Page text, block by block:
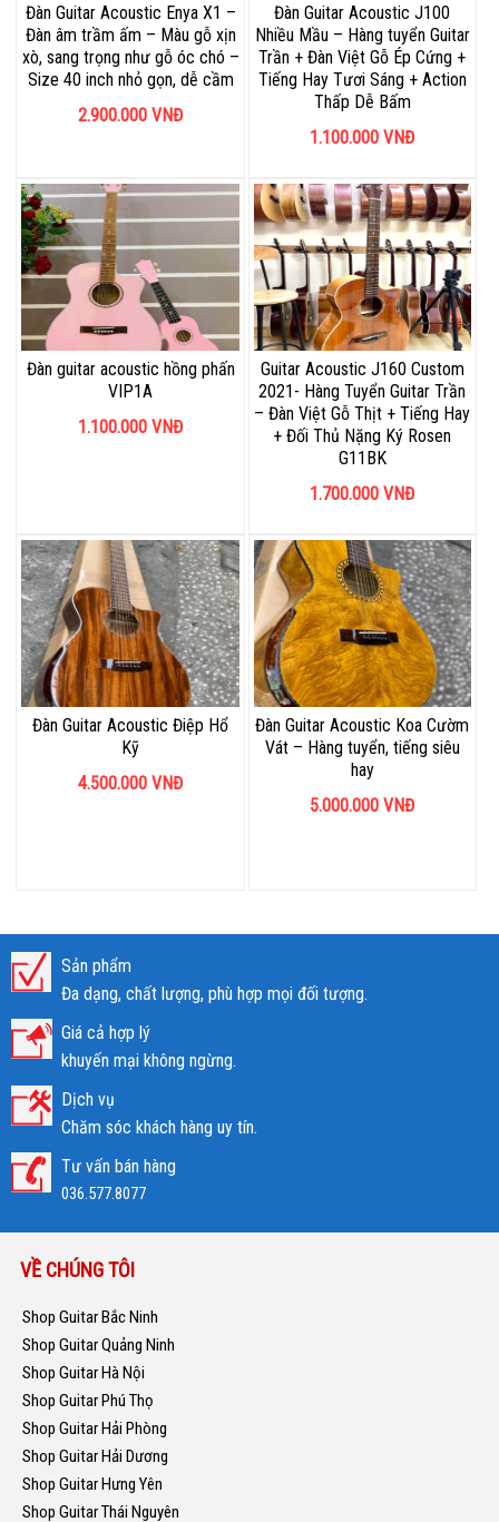
Đàn Guitar Acoustic Enya X1 –
Đàn âm trầm ấm – Màu gỗ xịn
xò, sang trọng như gỗ óc chó –
Size 40 inch nhỏ gọn, dễ cầm
2.900.000 VNĐ
Đàn Guitar Acoustic J100
Nhiều Mầu – Hàng tuyển Guitar
Trần + Đàn Việt Gỗ Ép Cứng +
Tiếng Hay Tươi Sáng + Action
Thấp Dễ Bấm
1.100.000 VNĐ
Đàn guitar acoustic hồng phấn
VIP1A
1.100.000 VNĐ
Guitar Acoustic J160 Custom
2021- Hàng Tuyển Guitar Trần
– Đàn Việt Gỗ Thịt + Tiếng Hay
+ Đối Thủ Nặng Ký Rosen
G11BK
1.700.000 VNĐ
Đàn Guitar Acoustic Điệp Hổ
Kỹ
4.500.000 VNĐ
Đàn Guitar Acoustic Koa Cườm
Vát – Hàng tuyển, tiếng siêu
hay
5.000.000 VNĐ
Sản phẩm
Đa dạng, chất lượng, phù hợp mọi đối tượng.
Giá cả hợp lý
khuyến mại không ngừng.
Dịch vụ
Chăm sóc khách hàng uy tín.
Tư vấn bán hàng
036.577.8077
VỀ CHÚNG TÔI
Shop Guitar Bắc Ninh
Shop Guitar Quảng Ninh
Shop Guitar Hà Nội
Shop Guitar Phú Thọ
Shop Guitar Hải Phòng
Shop Guitar Hải Dương
Shop Guitar Hưng Yên
Shop Guitar Thái Nguyên